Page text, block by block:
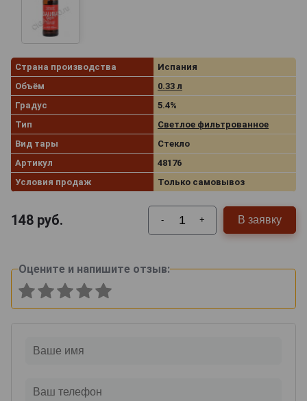
Страна производства
Испания
Объём
0.33 л
Градус
5.4%
Тип
Светлое фильтрованное
Вид тары
Стекло
Артикул
48176
Условия продаж
Только самовывоз
148 руб. - + В заявку
Оцените и напишите отзыв: